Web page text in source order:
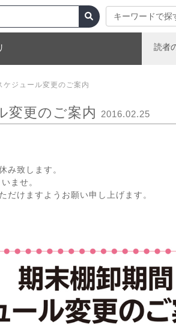
キーワードで探
読者
ジュール変更のご案内
変更のご案内 2016.02.25
み致します。
ませ。
だけますようお願い申し上げます。